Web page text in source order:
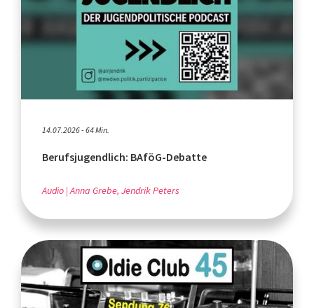
14.07.2026 - 64 Min.
Berufsjugendlich: BAföG-Debatte
Audio Anna Grebe, Jendrik Peters